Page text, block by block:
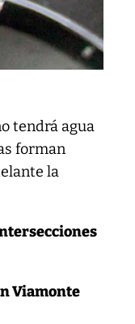
tendrá agua
forman
la
Viamonte